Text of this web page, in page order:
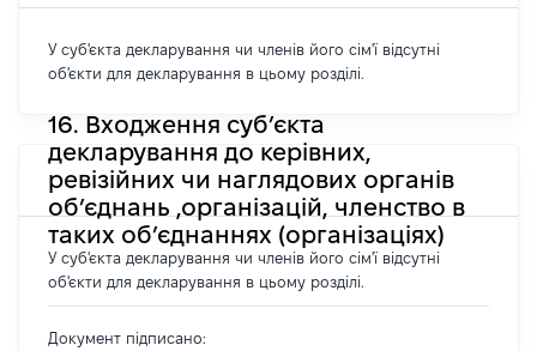
У суб'єкта декларування чи членів його сім'ї відсутні
об'єкти для декларування в цьому розділі.
16. Входження суб’єкта
декларування до керівних,
ревізійних чи наглядових органів
об’єднань ,організацій, членство в
таких об’єднаннях (організаціях)
У суб'єкта декларування чи членів його сім'ї відсутні
об'єкти для декларування в цьому розділі.
Документ підписано: